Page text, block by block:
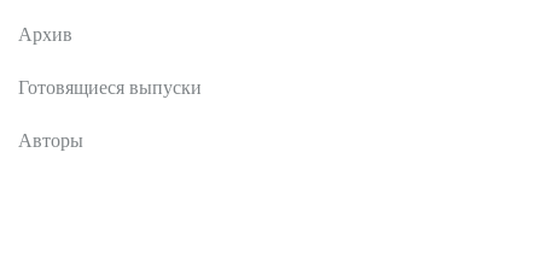
Архив
Готовящиеся выпуски
Авторы